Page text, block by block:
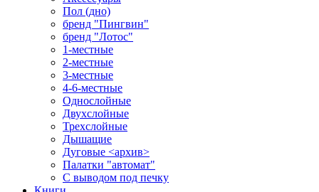
Пол (дно)
бренд "Пингвин"
бренд "Лотос"
1-местные
2-местные
3-местные
4-6-местные
Однослойные
Двухслойные
Трехслойные
Дышащие
Дуговые <архив>
Палатки "автомат"
C выводом под печку